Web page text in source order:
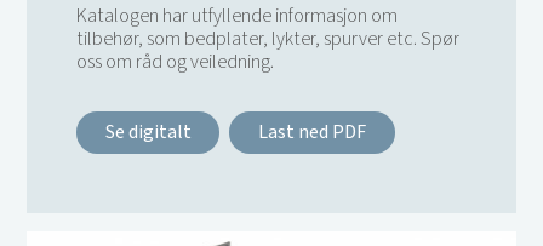
Katalogen har utfyllende informasjon om
tilbehør, som bedplater, lykter, spurver etc. Spør
oss om råd og veiledning.
Se digitalt Last ned PDF